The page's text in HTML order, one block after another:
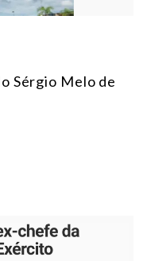
Sérgio Melo de